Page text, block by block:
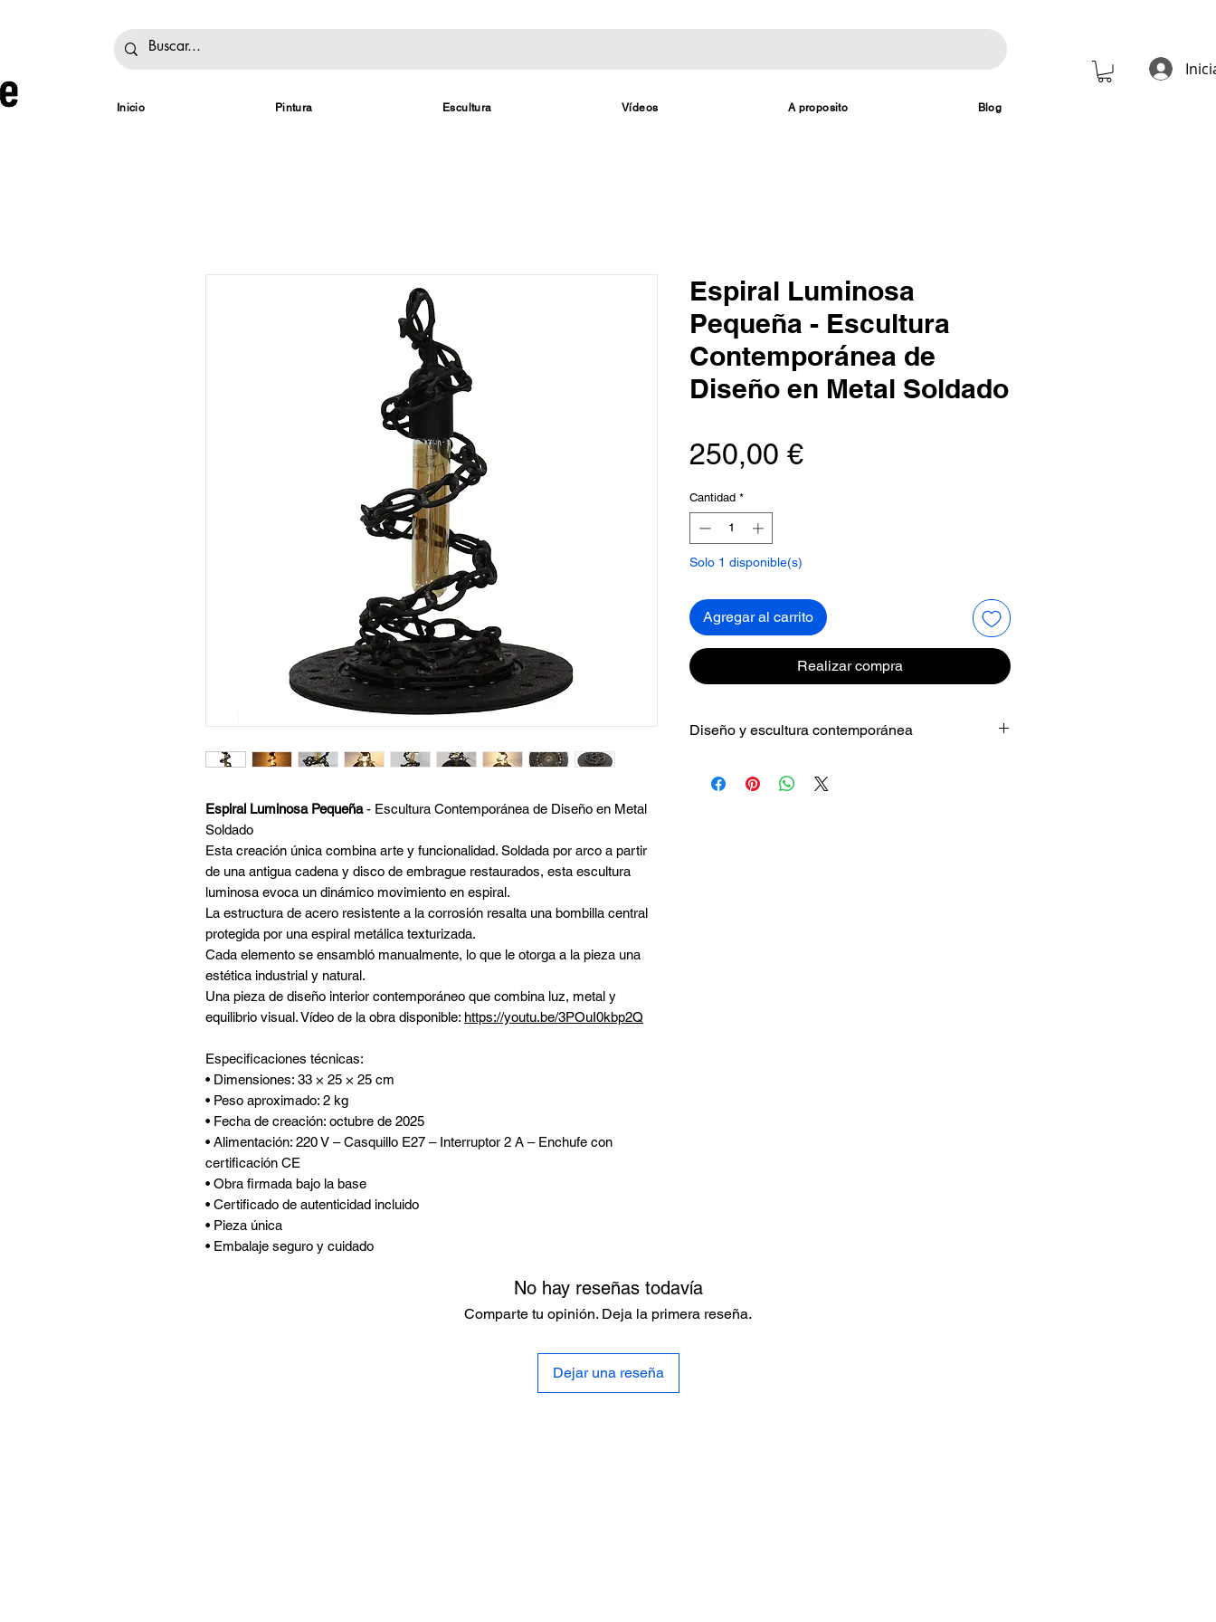
Inicio Pintura Escultura Vídeos A proposito Blog
Espiral Luminosa Pequeña- Escultura Contemporánea de Diseño en Metal
Soldado
Esta creación única combina arte y funcionalidad. Soldada por arco a partir
de una antigua cadena y disco de embrague restaurados, esta escultura
luminosa evoca un dinámico movimiento en espiral.
La estructura de acero resistente a la corrosión resalta una bombilla central
protegida por una espiral metálica texturizada.
Cada elemento se ensambló manualmente, lo que le otorga a la pieza una
estética industrial y natural.
Una pieza de diseño interior contemporáneo que combina luz, metal y
equilibrio visual. Vídeo de la obra disponible: https://youtu.be/3POuI0kbp2Q
Especificaciones técnicas:
• Dimensiones: 33 × 25 × 25 cm
• Peso aproximado: 2 kg
• Fecha de creación: octubre de 2025
• Alimentación: 220 V – Casquillo E27 – Interruptor 2 A – Enchufe con
certificación CE
• Obra firmada bajo la base
• Certificado de autenticidad incluido
• Pieza única
• Embalaje seguro y cuidado
Espiral Luminosa
Pequeña - Escultura
Contemporánea de
Diseño en Metal Soldado
250,00 €Precio
Cantidad *
Solo 1 disponible(s)
Agregar al carrito
Realizar compra
Diseño y escultura contemporánea
ímpetu del movimiento.
No hay reseñas todavía
Comparte tu opinión. Deja la primera reseña.
Dejar una reseña